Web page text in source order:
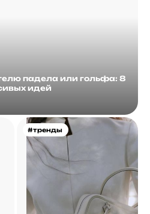
падела или гольфа: 8
идей
#тренды